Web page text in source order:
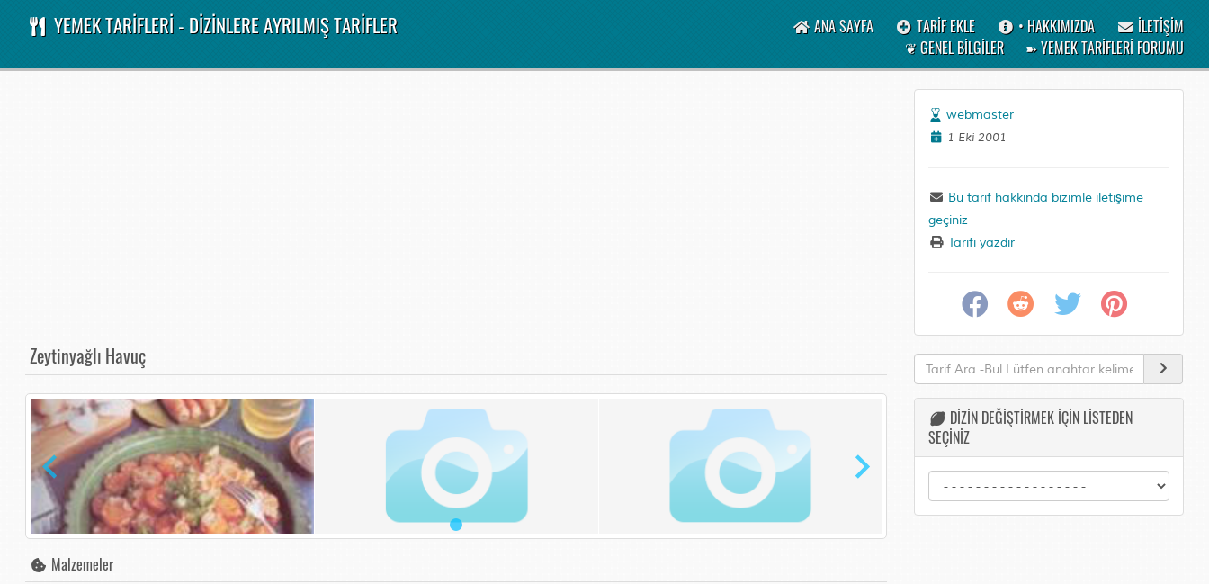
YEMEK TARİFLERİ - DİZİNLERE AYRILMIŞ TARİFLER ANA SAYFA TARİF EKLE • HAKKIMIZDA
İLETİŞİM
❦ GENEL BİLGİLER
➽ YEMEK TARİFLERİ FORUMU
Zeytinyağlı Havuç
Malzemeler
webmaster
1 Eki 2001
Bu tarif hakkında bizimle iletişime
geçiniz
Tarifi yazdır
DİZİN DEĞİŞTİRMEK İÇİN LİSTEDEN
SEÇİNİZ